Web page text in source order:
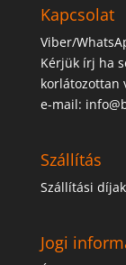
Kapcsolat
Viber/
Kérjük írj ha
korlátozottan
e-mail:
Szállítás
Szállítási díjak
Jogi